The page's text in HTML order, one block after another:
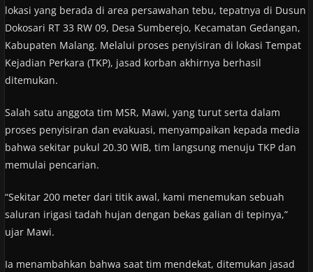
lokasi yang berada di area persawahan tebu, tepatnya di Dusun
Dokosari RT 33 RW 09, Desa Sumberejo, Kecamatan Gedangan,
Kabupaten Malang. Melalui proses penyisiran di lokasi Tempat
Kejadian Perkara (TKP), jasad korban akhirnya berhasil
ditemukan.
Salah satu anggota tim MSR, Mawi, yang turut serta dalam
proses penyisiran dan evakuasi, menyampaikan kepada media
bahwa sekitar pukul 20.30 WIB, tim langsung menuju TKP dan
memulai pencarian.
“Sekitar 200 meter dari titik awal, kami menemukan sebuah
saluran irigasi tadah hujan dengan bekas galian di tepinya,”
ujar Mawi.
Ia menambahkan bahwa saat tim mendekat, ditemukan jasad